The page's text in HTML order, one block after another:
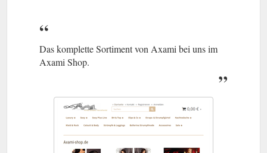
Das komplette Sortiment von Axami bei uns im
Axami Shop.